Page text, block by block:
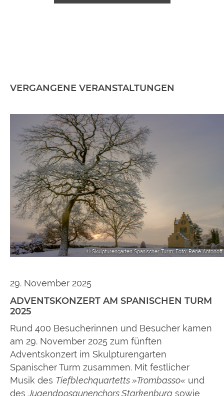
VERGANGENE VERANSTALTUNGEN
© Skulpturengarten Spanischer Turm; Foto: René Antonoff
29. November 2025
ADVENTSKONZERT AM SPANISCHEN TURM
2025
Rund 400 Besucherinnen und Besucher kamen
am 29. November 2025 zum fünften
Adventskonzert im Skulpturengarten
Spanischer Turm zusammen. Mit festlicher
Musik des Tiefblechquartetts »Trombasso« und
desJugendposaunenchors Starkenburg sowie